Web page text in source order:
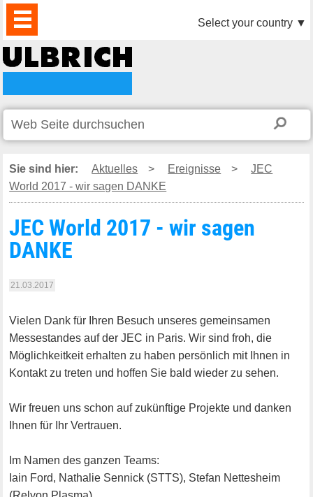
PRODUKTE
AKTUELLES
DOWNLOAD
VIDEO
PARTNER
UNTERNEHMEN
KONTAKTE Select your country ▼
Sie sind hier: Aktuelles > Ereignisse >
JEC
World 2017 - wir sagen DANKE
JEC World 2017 - wir sagen
DANKE
21.03.2017
Vielen Dank für Ihren Besuch unseres gemeinsamen
Messestandes auf der JEC in Paris. Wir sind froh, die
Möglichkeitkeit erhalten zu haben persönlich mit Ihnen in
Kontakt zu treten und hoffen Sie bald wieder zu sehen.
Wir freuen uns schon auf zukünftige Projekte und danken
Ihnen für Ihr Vertrauen.
Im Namen des ganzen Teams:
Iain Ford, Nathalie Sennick (STTS), Stefan Nettesheim